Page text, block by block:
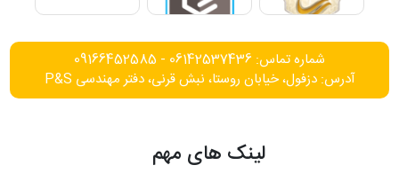
شماره تماس: 06142537436 - 09166452585
آدرس: دزفول، خیابان روستا، نبش قرنی، دفتر مهندسی P&S
لینک های مهم